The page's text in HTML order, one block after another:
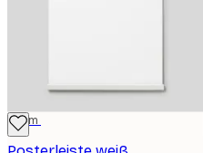
51 cm